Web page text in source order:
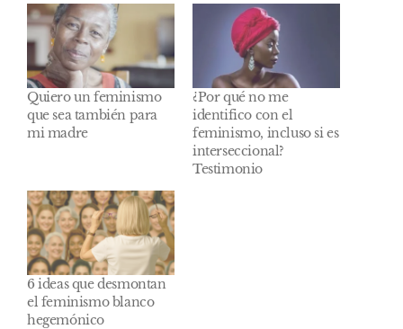
Quiero un feminismo
que sea también para
mi madre
¿Por qué no me
identifico con el
feminismo, incluso si es
interseccional?
Testimonio
6 ideas que desmontan
el feminismo blanco
hegemónico